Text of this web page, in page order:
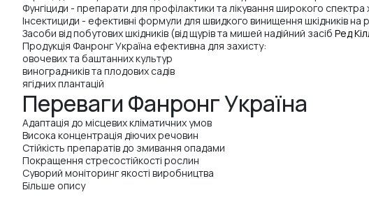
Фунгіциди - препарати для профілактики та лікування широкого
Інсектициди - ефективні формули для швидкого винищення шкідників на
Засоби від побутових шкідників (від щурів та мишей надійний засіб Ред
Продукція Фанронг Україна ефективна для захисту:
овочевих та баштанних культур
виноградників та плодових садів
ягідних плантацій
Переваги Фанронг Україна
Адаптація до місцевих кліматичних умов
Висока концентрація діючих речовин
Стійкість препаратів до змивання опадами
Покращення стресостійкості рослин
Суворий моніторинг якості виробництва
Більше опису